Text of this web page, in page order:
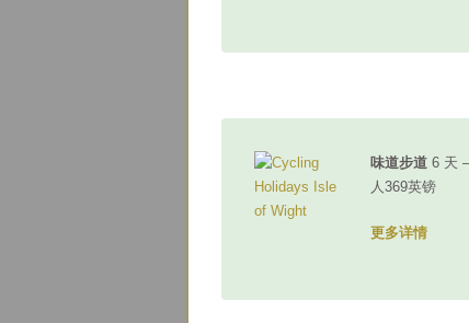
味道步道 6 天
人369英镑
更多详情